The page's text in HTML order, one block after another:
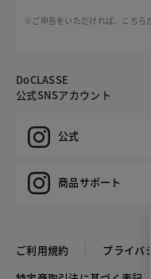
※ご申告をいただければ、こちら
DoCLASSE
公式SNSアカウント
公式
商品サポート
ご利用規約
プライバ